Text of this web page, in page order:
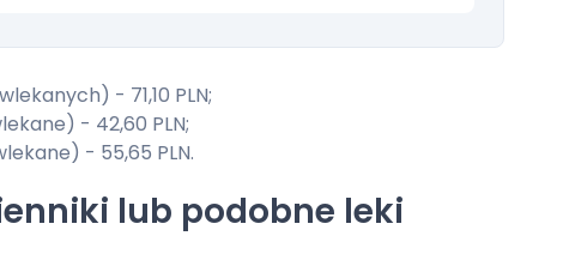
- 71,10 PLN;
- 42,60 PLN;
- 55,65 PLN.
lub podobne leki